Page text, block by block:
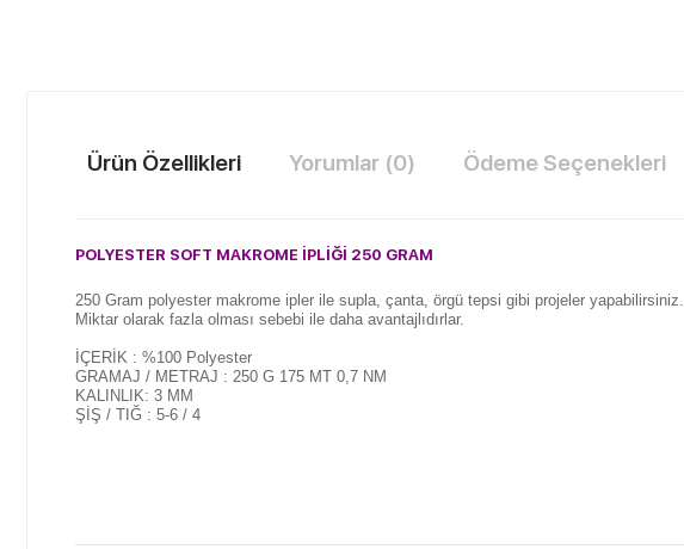
Ürün Özellikleri Yorumlar (0) Ödeme Seçenekleri
POLYESTER SOFT MAKROME İPLİĞİ 250 GRAM
250 Gram polyester makrome ipler ile supla, çanta, örgü tepsi gibi projeler yapabilirsiniz.
Miktar olarak fazla olması sebebi ile daha avantajlıdırlar.
İÇERİK : %100 Polyester
GRAMAJ / METRAJ : 250 G 175 MT 0,7 NM
KALINLIK: 3 MM
ŞİŞ / TIĞ : 5-6 / 4